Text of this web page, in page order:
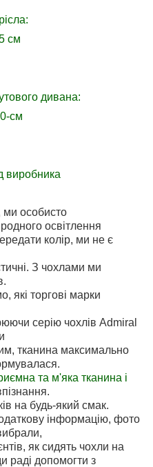
см
дивана:
см
виробника
ми особисто
освітлення
колір, ми не є
З чохлами ми
які торгові марки
серію чохлів Admiral
тканина максимально
та м'яка тканина і
на будь-який смак.
інформацію, фото
як сидять чохли на
раді допомогти з